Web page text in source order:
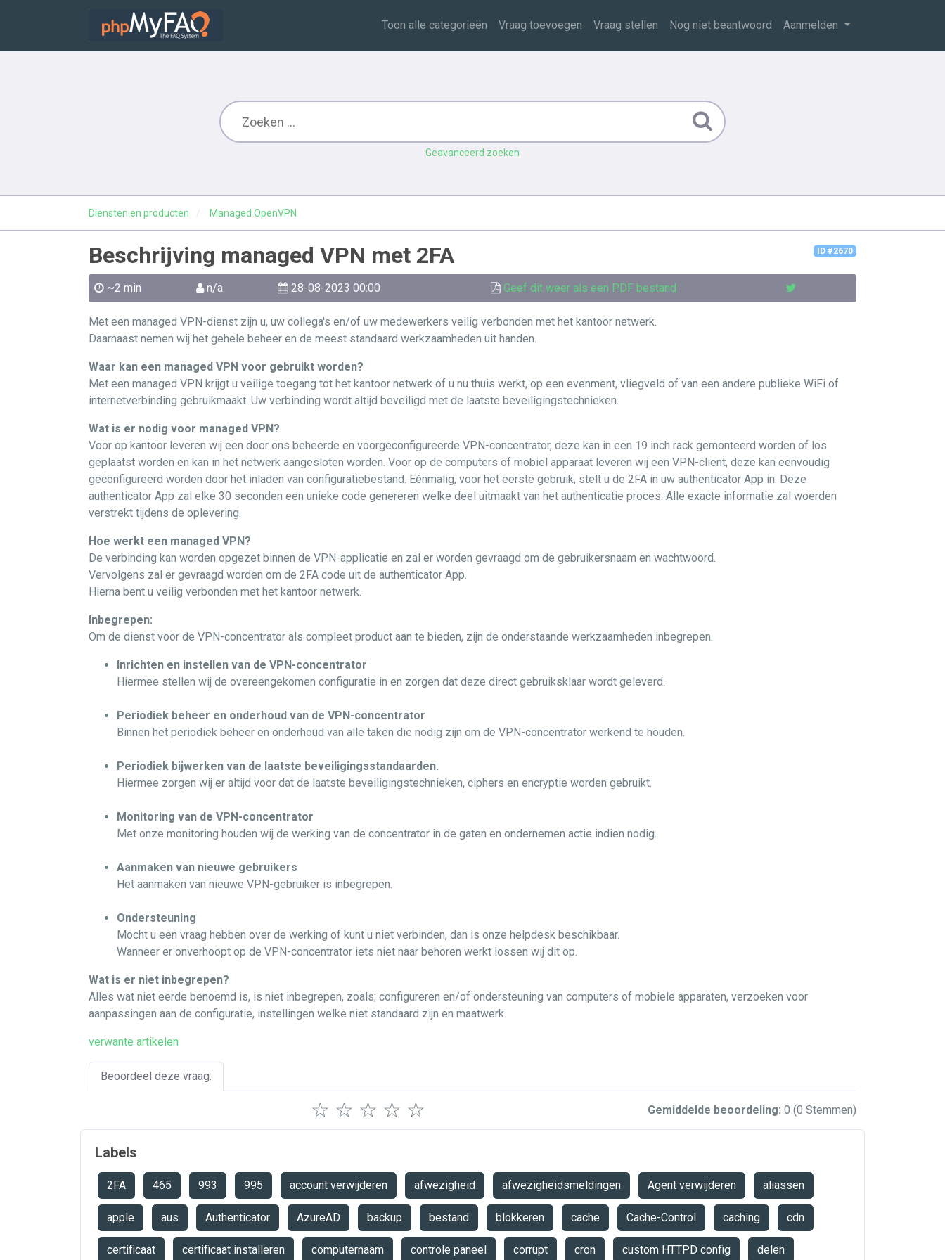
Toon alle categorieën Vraag toevoegen Vraag stellen Nog niet beantwoord Aanmelden
Geavanceerd zoeken
Diensten en producten Managed OpenVPN
ID #2670
Beschrijving managed VPN met 2FA
~2 min n/a 28-08-2023 00:00 Geef dit weer als een PDF bestand
Met een managed VPN-dienst zijn u, uw collega's en/of uw medewerkers veilig verbonden met het kantoor netwerk.
Daarnaast nemen wij het gehele beheer en de meest standaard werkzaamheden uit handen.
Waar kan een managed VPN voor gebruikt worden?
Met een managed VPN krijgt u veilige toegang tot het kantoor netwerk of u nu thuis werkt, op een evenment, vliegveld of van een andere publieke WiFi of
internetverbinding gebruikmaakt. Uw verbinding wordt altijd beveiligd met de laatste beveiligingstechnieken.
Wat is er nodig voor managed VPN?
Voor op kantoor leveren wij een door ons beheerde en voorgeconfigureerde VPN-concentrator, deze kan in een 19 inch rack gemonteerd worden of los
geplaatst worden en kan in het netwerk aangesloten worden. Voor op de computers of mobiel apparaat leveren wij een VPN-client, deze kan eenvoudig
geconfigureerd worden door het inladen van configuratiebestand. Eénmalig, voor het eerste gebruik, stelt u de 2FA in uw authenticator App in. Deze
authenticator App zal elke 30 seconden een unieke code genereren welke deel uitmaakt van het authenticatie proces. Alle exacte informatie zal woerden
verstrekt tijdens de oplevering.
Hoe werkt een managed VPN?
De verbinding kan worden opgezet binnen de VPN-applicatie en zal er worden gevraagd om de gebruikersnaam en wachtwoord.
Vervolgens zal er gevraagd worden om de 2FA code uit de authenticator App.
Hierna bent u veilig verbonden met het kantoor netwerk.
Inbegrepen:
Om de dienst voor de VPN-concentrator als compleet product aan te bieden, zijn de onderstaande werkzaamheden inbegrepen.
Inrichten en instellen van de VPN-concentrator
Hiermee stellen wij de overeengekomen configuratie in en zorgen dat deze direct gebruiksklaar wordt geleverd.
Periodiek beheer en onderhoud van de VPN-concentrator
Binnen het periodiek beheer en onderhoud van alle taken die nodig zijn om de VPN-concentrator werkend te houden.
Periodiek bijwerken van de laatste beveiligingsstandaarden.
Hiermee zorgen wij er altijd voor dat de laatste beveiligingstechnieken, ciphers en encryptie worden gebruikt.
Monitoring van de VPN-concentrator
Met onze monitoring houden wij de werking van de concentrator in de gaten en ondernemen actie indien nodig.
Aanmaken van nieuwe gebruikers
Het aanmaken van nieuwe VPN-gebruiker is inbegrepen.
Ondersteuning
Mocht u een vraag hebben over de werking of kunt u niet verbinden, dan is onze helpdesk beschikbaar.
Wanneer er onverhoopt op de VPN-concentrator iets niet naar behoren werkt lossen wij dit op.
Wat is er niet inbegrepen?
Alles wat niet eerde benoemd is, is niet inbegrepen, zoals; configureren en/of ondersteuning van computers of mobiele apparaten, verzoeken voor
aanpassingen aan de configuratie, instellingen welke niet standaard zijn en maatwerk.
verwante artikelen
Beoordeel deze vraag:
☆
☆
☆
☆
☆ Gemiddelde beoordeling: 0 (0 Stemmen)
Labels
2FA 465 993 995 account verwijderen afwezigheid afwezigheidsmeldingen Agent verwijderen aliassen
apple aus Authenticator AzureAD backup bestand blokkeren cache Cache-Control caching cdn
certificaat certificaat installeren computernaam controle paneel corrupt cron custom HTTPD config delen